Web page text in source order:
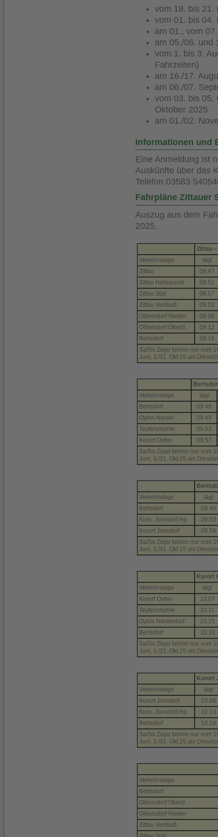
vom 18. bis 21.
vom 01. bis 04.
am 01., vom
am 05./06. und
vom 1. bis 3.
Fahrzeiten)
am 16./17.
am 06./07.
vom 03. bis 05.
Oktober 2025
am 01./02.
Informationen und
Eine Anmeldung ist
Auskünfte über das
Telefon 03583
Fahrpläne Zittauer
Auszug aus dem
2025.
Zittau
Verkehrstage
tägl
Zittau
08.47
Zittau Haltepunkt
08.52
Zittau Süd
08.57
Zittau Vorstadt
09.02
Olbersdorf Nieder
09.06
Olbersdorf Oberd.
09.12
Bertsdorf
09.16
Sa/So Züge fahren nur vom
Juni, 3./31. Okt 25 als
Verkehrstage
tägl
Bertsdorf
09.46
Oybin Nieder.
09.49
Teufelsmühle
09.53
Kurort Oybin
09.57
Sa/So Züge fahren nur vom
Juni, 3./31. Okt 25 als
Verkehrstage
tägl
Bertsdorf
09.46
Kuro. Jonsdorf Hp
09.53
Kurort Jonsdorf
09.59
Sa/So Züge fahren nur vom
Juni, 3./31. Okt 25 als
Kurort
Verkehrstage
tägl
Kurort Oybin
10.07
Teufelsmühle
10.11
Oybin Niederdorf
10.15
Bertsdorf
10.18
Sa/So Züge fahren nur vom
Juni, 3./31. Okt 25 als
Kurort
Verkehrstage
tägl
Kurort Jonsdorf
10.08
Kuro. Jonsdorf Hp
10.13
Bertsdorf
10.19
Sa/So Züge fahren nur vom
Juni, 3./31. Okt 25 als
Verkehrstage
Bertsdorf
Olbersdorf Oberd.
Olbersdorf Nieder
Zittau Vorstadt